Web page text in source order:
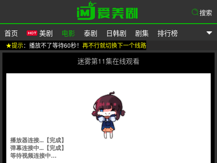
爱美剧
首页 美剧 电影 泰剧 日韩剧 剧集 排行榜
搜索
★提示：播放不了等待60秒！ 再不行就切换下一个线路
迷雾第11集在线观看